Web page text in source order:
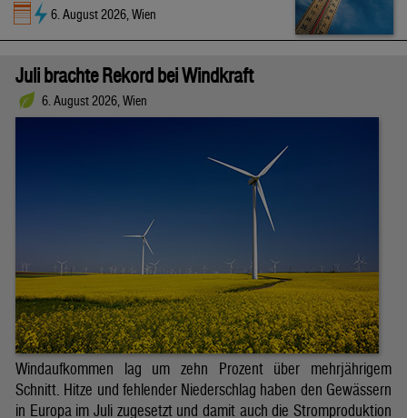
6. August 2026, Wien
Juli brachte Rekord bei Windkraft
6. August 2026, Wien
Windaufkommen lag um zehn Prozent über mehrjährigem
Schnitt. Hitze und fehlender Niederschlag haben den Gewässern
in Europa im Juli zugesetzt und damit auch die Stromproduktion